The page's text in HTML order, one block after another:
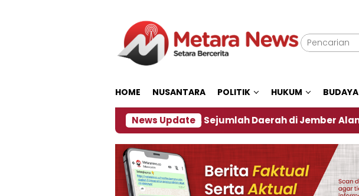
HOME NUSANTARA POLITIK HUKUM BUDAYA
News Update
Dampak El Nino, Sejumlah Daerah di Jember Alami Krisi Air